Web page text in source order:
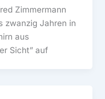
Zimmermann
zwanzig Jahren in
aus
Sicht” auf